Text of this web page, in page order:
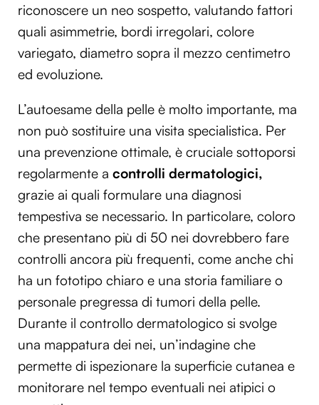
riconoscere un neo sospetto, valutando fattori
quali asimmetrie, bordi irregolari, colore
variegato, diametro sopra il mezzo centimetro
ed evoluzione.
L’autoesame della pelle è molto importante, ma
non può sostituire una visita specialistica. Per
una prevenzione ottimale, è cruciale sottoporsi
regolarmente a controlli dermatologici,
grazie ai quali formulare una diagnosi
tempestiva se necessario. In particolare, coloro
che presentano più di 50 nei dovrebbero fare
controlli ancora più frequenti, come anche chi
ha un fototipo chiaro e una storia familiare o
personale pregressa di tumori della pelle.
Durante il controllo dermatologico si svolge
una mappatura dei nei, un’indagine che
permette di ispezionare la superficie cutanea e
monitorare nel tempo eventuali nei atipici o